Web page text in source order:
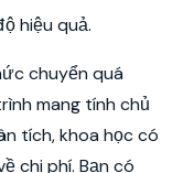
hiệu quả.
chuyển quá
mang tính chủ
tích, khoa học có
chi phí. Bạn có